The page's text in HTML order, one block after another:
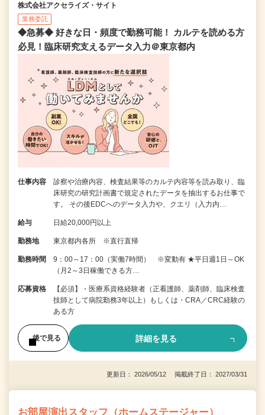
株式会社アクセライズ・サイト
業務委託
◆急募◆ 好きな日・頻度で勤務可能！ カルテを読める方
必見！臨床研究支えるデータ入力＠東京都内
仕事内容
診察や治療内容、検査結果等のカルテ内容等を読み取り、臨
床研究の研究計画書で規定されたデータを抽出するお仕事で
す。 その後EDCへのデータ入力や、クエリ（入力内…
給与 日給20,000円以上
勤務地 東京都内各所 ※直行直帰
勤務時間
9：00～17：00（実働7時間） ※変動有 ★平日週1日～OK
（月2～3日稼働できる方…
応募資格
【必須】・医療系資格経験者（正看護師、薬剤師、臨床検査
技師として病院勤務3年以上）もしくは・CRA／CRC経験の
ある方
後で見る 詳細を見る
更新日： 2026/05/12 掲載終了日： 2027/03/31
お部屋演出スタッフ（ホームステージャー）